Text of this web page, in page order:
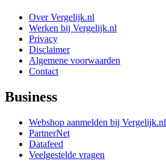
Over Vergelijk.nl
Werken bij Vergelijk.nl
Privacy
Disclaimer
Algemene voorwaarden
Contact
Business
Webshop aanmelden bij Vergelijk.nl
PartnerNet
Datafeed
Veelgestelde vragen